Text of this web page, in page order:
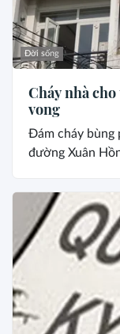
Đời sống
Cháy nhà
vong
Đám cháy bùng
đường Xuân